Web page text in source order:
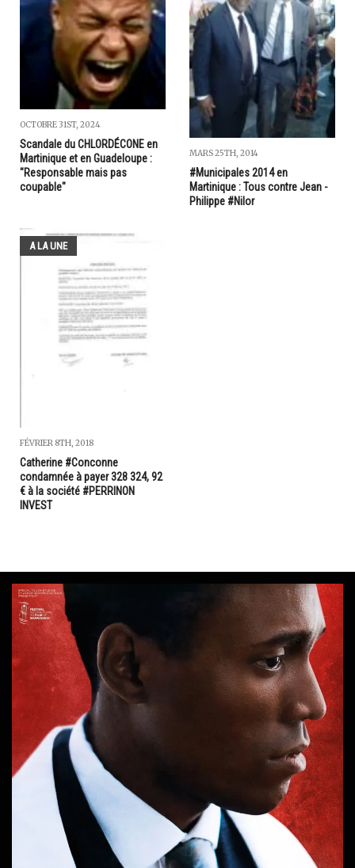
OCTOBRE 31ST, 2024
Scandale du CHLORDÉCONE en
Martinique et en Guadeloupe :
"Responsable mais pas
coupable"
MARS 25TH, 2014
#Municipales 2014 en
Martinique : Tous contre Jean -
Philippe #Nilor
A LA UNE
FÉVRIER 8TH, 2018
Catherine #Conconne
condamnée à payer 328 324, 92
€ à la société #PERRINON
INVEST